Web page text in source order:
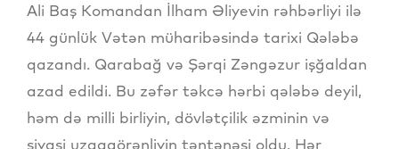
Ali Baş Komandan İlham Əliyevin rəhbərliyi ilə
44 günlük Vətən müharibəsində tarixi Qələbə
qazandı. Qarabağ və Şərqi Zəngəzur işğaldan
azad edildi. Bu zəfər təkcə hərbi qələbə deyil,
həm də milli birliyin, dövlətçilik əzminin və
siyasi uzaqgörənliyin təntənəsi oldu. Hər